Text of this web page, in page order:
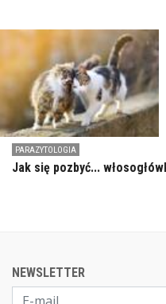
PARAZYTOLOGIA
Jak się pozbyć...
NEWSLETTER